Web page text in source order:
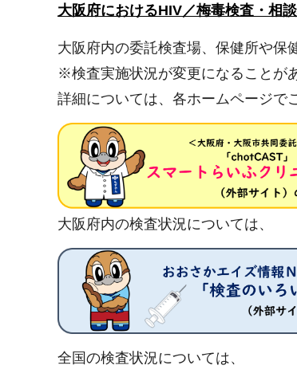
大阪府におけるHIV／梅毒検査・相
大阪府内の委託検査場、保健所や保
※検査実施状況が変更になることが
詳細については、各ホームページで
大阪府内の検査状況については、
全国の検査状況については、